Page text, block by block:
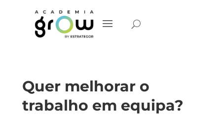
Quer melhorar o
trabalho em equipa?